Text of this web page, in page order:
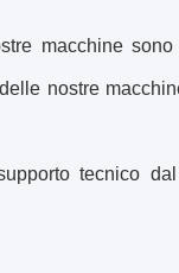
macchine sono
nostre
tecnico